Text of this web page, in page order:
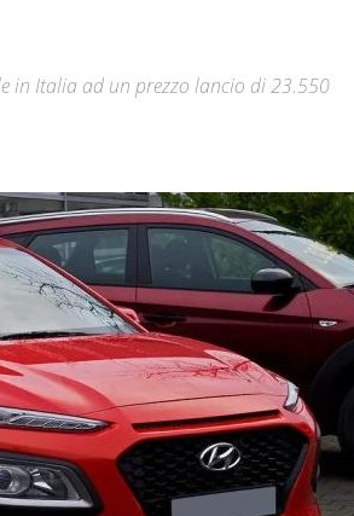
in Italia ad un prezzo lancio di 23.550